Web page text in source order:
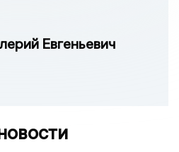
Евгеньевич